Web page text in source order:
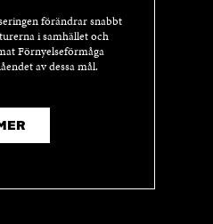
förändrar snabbt
i samhället och
Förnyelseförmåga
av dessa mål.